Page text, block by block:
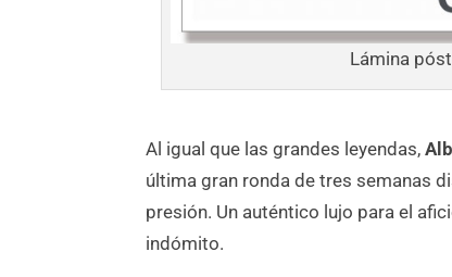
Lámina
Al igual que las grandes leyendas,
última gran ronda de tres semanas
presión. Un auténtico lujo para el
indómito.